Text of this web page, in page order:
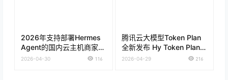
2026年支持部署Hermes
Agent的国内云主机商家推
荐
2026-04-30 116
腾讯云大模型Token Plan
全新发布 Hy Token Plan套
餐低至28元 通用Token
2026-04-29 216